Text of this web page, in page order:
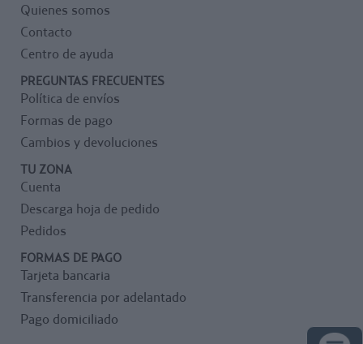
Quienes somos
Contacto
Centro de ayuda
PREGUNTAS FRECUENTES
Política de envíos
Formas de pago
Cambios y devoluciones
TU ZONA
Cuenta
Descarga hoja de pedido
Pedidos
FORMAS DE PAGO
Tarjeta bancaria
Transferencia por adelantado
Pago domiciliado